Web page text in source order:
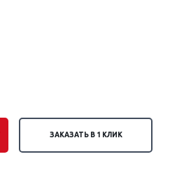
ЗАКАЗАТЬ В 1 КЛИК